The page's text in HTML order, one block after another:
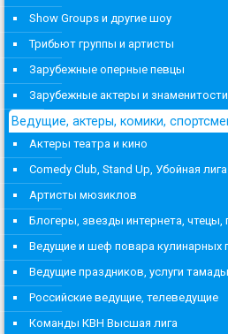
Show Groups и другие шоу
Трибьют группы и артисты
Зарубежные оперные певцы
Зарубежные актеры и знаменитости
Ведущие, актеры, комики,
Актеры театра и кино
Comedy Club, Stand Up, Убойная лига
Артисты мюзиклов
Блогеры, звезды интернета, чтецы,
Ведущие и шеф повара кулинарных
Ведущие праздников, услуги тамады
Российские ведущие, телеведущие
Команды КВН Высшая лига